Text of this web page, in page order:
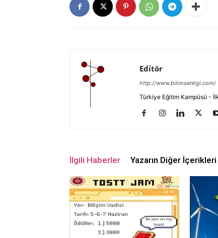
Editör
http://www.bilimsenligi.com/
Türkiye Eğitim Kampüsü -
İlgili Haberler Yazarın Diğer İçerikleri